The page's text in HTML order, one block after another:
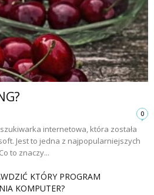
0
internetowa, która została
Jest to jedna z najpopularniejszych
to znaczy...
KTÓRY PROGRAM
KOMPUTER?